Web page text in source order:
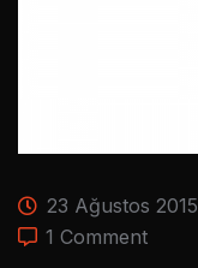
23 Ağustos 2015
1 Comment